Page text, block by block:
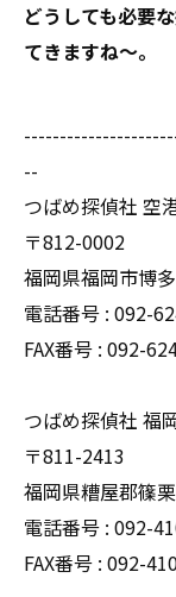
どうしても必要
てきますね～。
--
つばめ探偵社 空
〒812-0002
福岡県福岡市博
電話番号 : 092-
FAX番号 : 092-
つばめ探偵社 福
〒811-2413
福岡県糟屋郡篠
電話番号 : 092-
FAX番号 : 092-